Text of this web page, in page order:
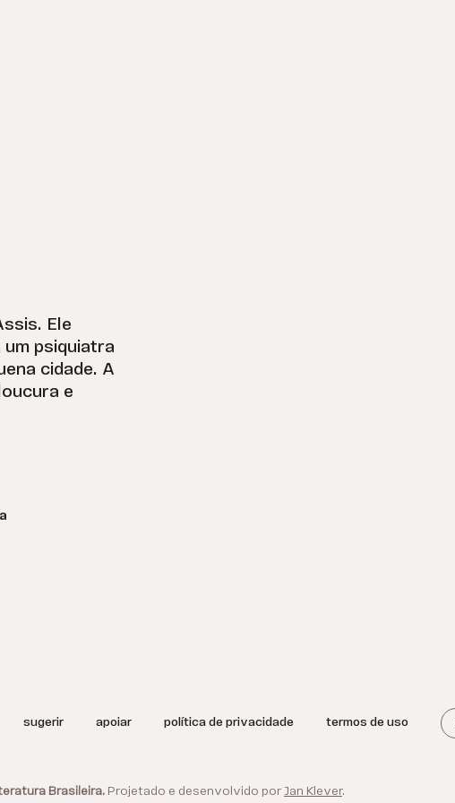
Ele
psiquiatra
cidade. A
e
sugerir apoiar política de privacidade termos de uso
Brasileira. Projetado e desenvolvido por Jan Klever.